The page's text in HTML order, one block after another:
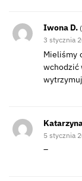
Iwona D.
3 stycznia
Mieliśmy
wchodzić
5 stycznia
–